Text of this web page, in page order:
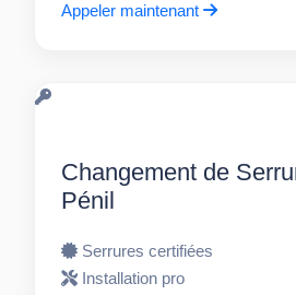
Appeler maintenant
Changement de
Pénil
Serrures certifiées
Installation pro